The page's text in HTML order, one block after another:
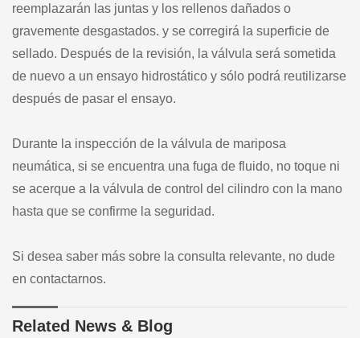
reemplazarán las juntas y los rellenos dañados o
gravemente desgastados. y se corregirá la superficie de
sellado. Después de la revisión, la válvula será sometida
de nuevo a un ensayo hidrostático y sólo podrá reutilizarse
después de pasar el ensayo.
Durante la inspección de la válvula de mariposa
neumática, si se encuentra una fuga de fluido, no toque ni
se acerque a la válvula de control del cilindro con la mano
hasta que se confirme la seguridad.
Si desea saber más sobre la consulta relevante, no dude
en contactarnos.
Related News & Blog